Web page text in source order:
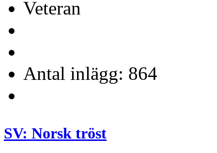
Veteran
Antal inlägg: 864
SV: Norsk tröst